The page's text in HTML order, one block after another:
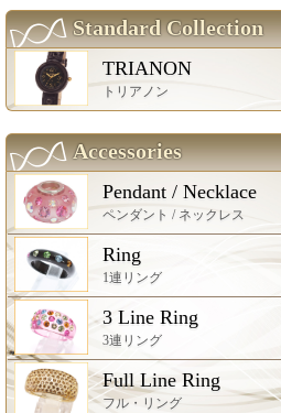
Standard Collection
TRIANON
トリアノン
Accessories
Pendant / Necklace
ペンダント / ネックレス
Ring
1連リング
3 Line Ring
3連リング
Full Line Ring
フル・リング